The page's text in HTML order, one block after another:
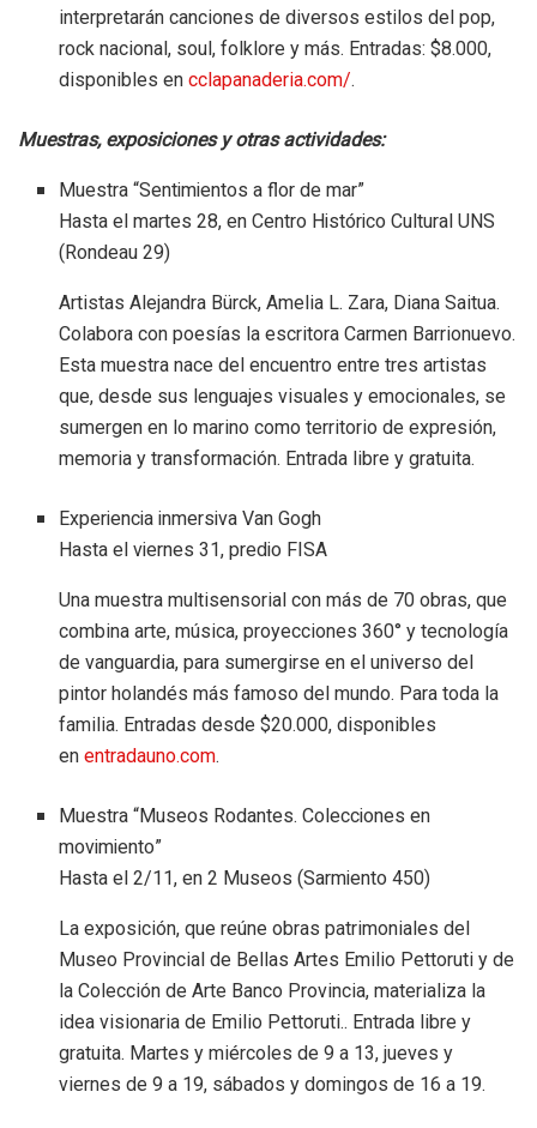
interpretarán canciones de diversos estilos del pop,
rock nacional, soul, folklore y más. Entradas: $8.000,
disponibles encclapanaderia.com/.
Muestras, exposiciones y otras actividades:
Muestra “Sentimientos a flor de mar”
Hasta el martes 28, en Centro Histórico Cultural UNS
(Rondeau 29)
Artistas Alejandra Bürck, Amelia L. Zara, Diana Saitua.
Colabora con poesías la escritora Carmen Barrionuevo.
Esta muestra nace del encuentro entre tres artistas
que, desde sus lenguajes visuales y emocionales, se
sumergen en lo marino como territorio de expresión,
memoria y transformación. Entrada libre y gratuita.
Experiencia inmersiva Van Gogh
Hasta el viernes 31, predio FISA
Una muestra multisensorial con más de 70 obras, que
combina arte, música, proyecciones 360° y tecnología
de vanguardia, para sumergirse en el universo del
pintor holandés más famoso del mundo. Para toda la
familia. Entradas desde $20.000, disponibles
enentradauno.com.
Muestra “Museos Rodantes. Colecciones en
movimiento”
Hasta el 2/11, en 2 Museos (Sarmiento 450)
La exposición, que reúne obras patrimoniales del
Museo Provincial de Bellas Artes Emilio Pettoruti y de
la Colección de Arte Banco Provincia, materializa la
idea visionaria de Emilio Pettoruti.. Entrada libre y
gratuita. Martes y miércoles de 9 a 13, jueves y
viernes de 9 a 19, sábados y domingos de 16 a 19.